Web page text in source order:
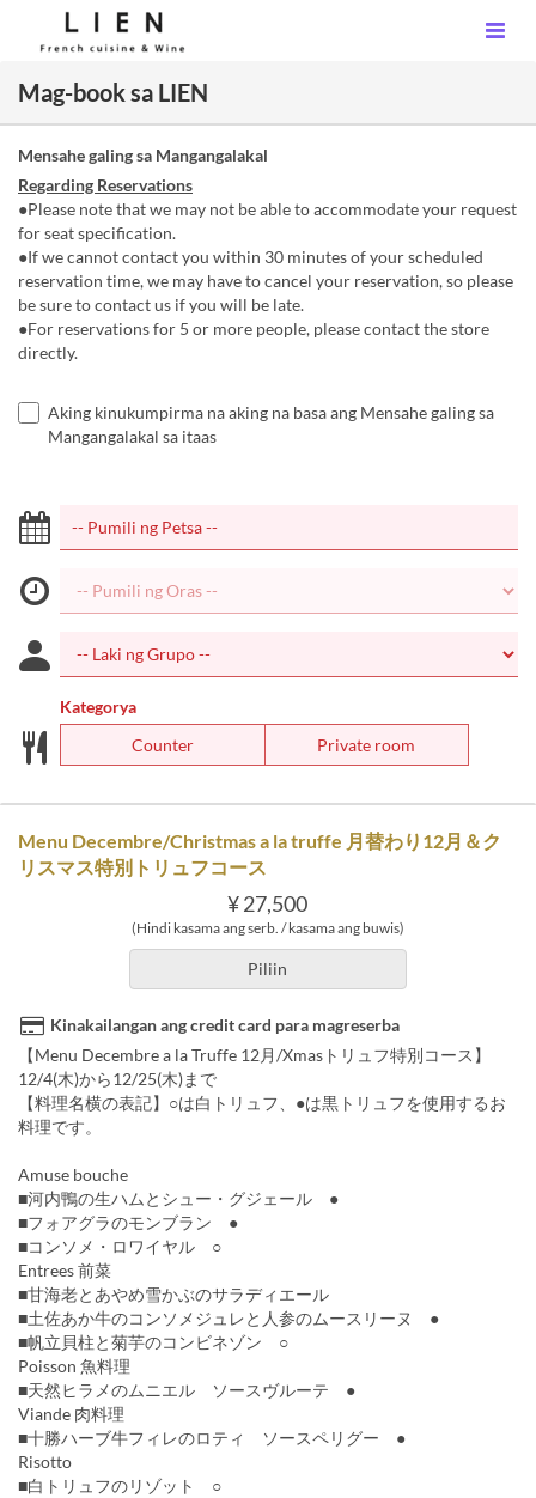
Mag-book sa LIEN
Mensahe galing sa Mangangalakal
Regarding Reservations
●Please note that we may not be able to accommodate your request
for seat specification.
●If we cannot contact you within 30 minutes of your scheduled
reservation time, we may have to cancel your reservation, so please
be sure to contact us if you will be late.
●For reservations for 5 or more people, please contact the store
directly.
Aking kinukumpirma na aking na basa ang Mensahe galing sa
Mangangalakal sa itaas
Kategorya
Counter
Private room
Menu Decembre/Christmas a la truffe 月替わり12月＆ク
リスマス特別トリュフコース
¥ 27,500
(Hindi kasama ang serb. / kasama ang buwis)
Piliin
Kinakailangan ang credit card para magreserba
【Menu Decembre a la Truffe 12月/Xmasトリュフ特別コース】
12/4(木)から12/25(木)まで
【料理名横の表記】○は白トリュフ、●は黒トリュフを使用するお
料理です。
Amuse bouche
■河内鴨の生ハムとシュー・グジェール ●
■フォアグラのモンブラン ●
■コンソメ・ロワイヤル ○
Entrees 前菜
■甘海老とあやめ雪かぶのサラディエール
■土佐あか牛のコンソメジュレと人参のムースリーヌ ●
■帆立貝柱と菊芋のコンビネゾン ○
Poisson 魚料理
■天然ヒラメのムニエル ソースヴルーテ ●
Viande 肉料理
■十勝ハーブ牛フィレのロティ ソースペリグー ●
Risotto
■白トリュフのリゾット ○